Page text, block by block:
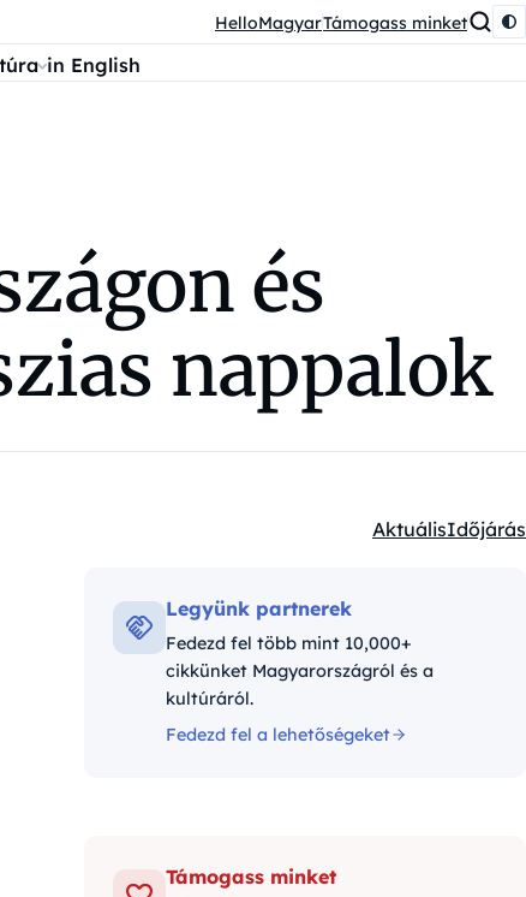
HelloMagyarTámogass minket
in English
és
nappalok
Kategóriák:
AktuálisIdőjárás
Legyünk partnerek
Fedezd fel több mint 10,000+
cikkünket Magyarországról és a
kultúráról.
Fedezd fel a lehetőségeket
Támogass minket